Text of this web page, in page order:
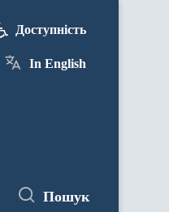
Доступність
In English
Пошук